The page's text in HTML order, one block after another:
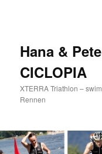
Hana &
CICLOPIA
XTERRA Triathlon –
Rennen